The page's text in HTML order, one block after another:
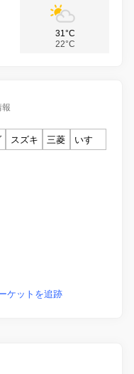
31°C
22°C
報
スズキ 三菱
いすゞ
ケットを追跡